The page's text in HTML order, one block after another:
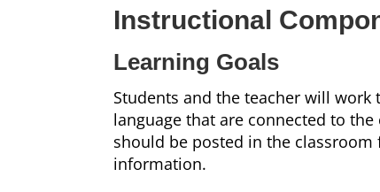
Instructional
Learning Goals
Students and the teacher will
language that are connected to
should be posted in the classroom
information.